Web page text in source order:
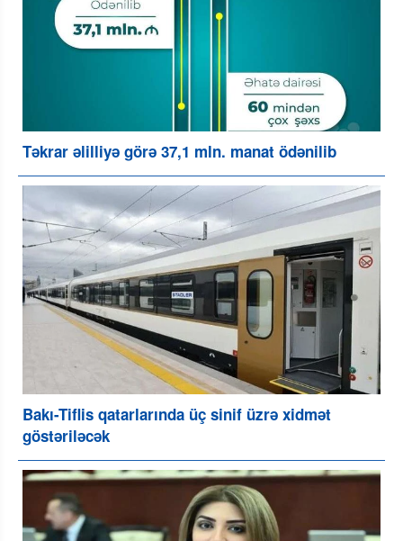
Təkrar əlilliyə görə 37,1 mln. manat ödənilib
Bakı-Tiflis qatarlarında üç sinif üzrə xidmət
göstəriləcək